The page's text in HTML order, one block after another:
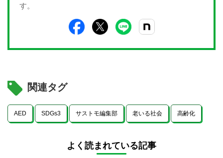
す。
関連タグ
AED SDGs3 サストモ編集部 老いる社会 高齢化
よく読まれている記事